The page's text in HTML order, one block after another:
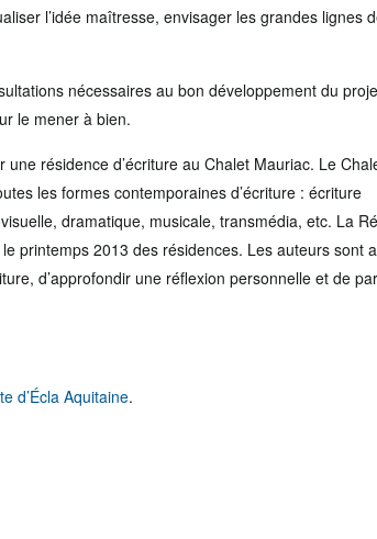
l’idée maîtresse, envisager les grandes lignes
nécessaires au bon développement du
le mener à bien.
résidence d’écriture au Chalet Mauriac. Le
les formes contemporaines d’écriture : écriture
dramatique, musicale, transmédia, etc. La
printemps 2013 des résidences. Les auteurs sont
d’approfondir une réflexion personnelle et de
d’Écla Aquitaine.